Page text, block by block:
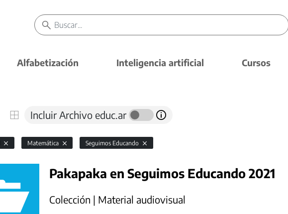
Alfabetización Inteligencia artificial Cursos
Incluir Archivo educ.ar
Matemática Seguimos Educando
Pakapaka en Seguimos Educando 2021
Colección | Material audiovisual